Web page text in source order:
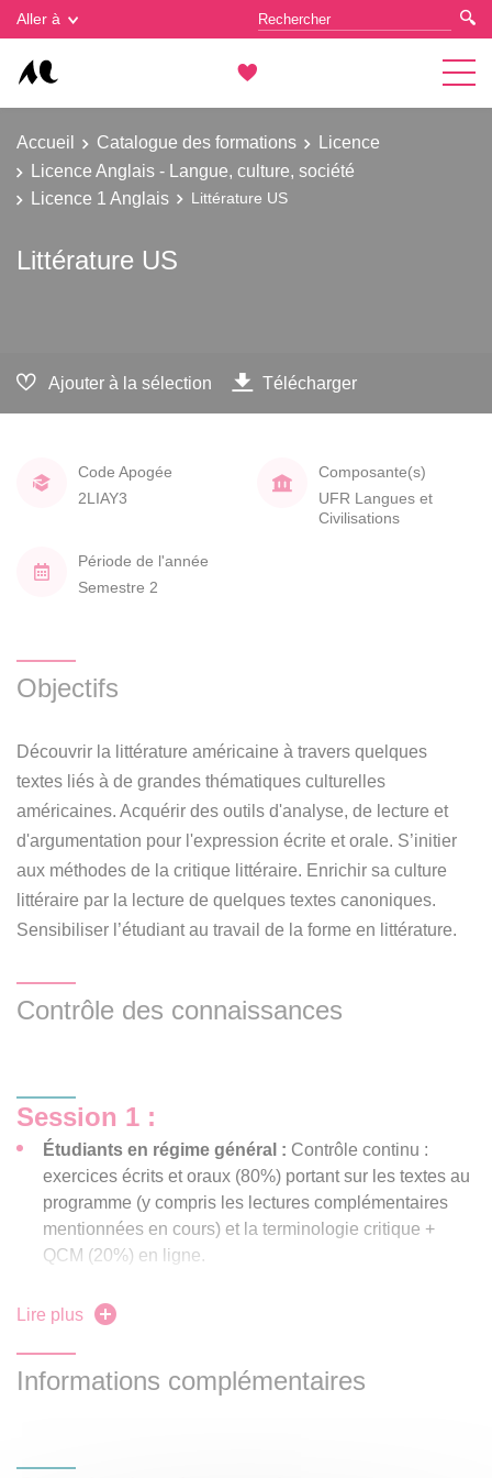
Aller à
Accueil Catalogue des formations
Licence
Licence Anglais - Langue, culture, société
Licence 1 Anglais
Littérature US
Littérature US
Ajouter à la sélection Télécharger
Code Apogée
2LIAY3
Composante(s)
UFR Langues et
Civilisations
Période de l'année
Semestre 2
Objectifs
Découvrir la littérature américaine à travers quelques
textes liés à de grandes thématiques culturelles
américaines. Acquérir des outils d'analyse, de lecture et
d'argumentation pour l'expression écrite et orale. S’initier
aux méthodes de la critique littéraire. Enrichir sa culture
littéraire par la lecture de quelques textes canoniques.
Sensibiliser l’étudiant au travail de la forme en littérature.
Contrôle des connaissances
Session 1 :
Étudiants en régime général : Contrôle continu :
exercices écrits et oraux (80%) portant sur les textes au
programme (y compris les lectures complémentaires
mentionnées en cours) et la terminologie critique +
QCM (20%) en ligne.
Étudiants régime spécial
2 heures (commentaire de texte ou sujet de réflexion +
questions sur les œuvres abordées en cours).
Lire plus
Informations complémentaires
Gestion des cookies